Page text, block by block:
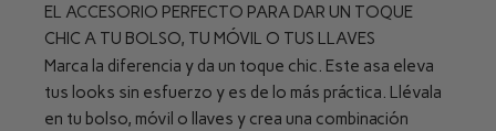
EL ACCESORIO PERFECTO PARA DAR UN TOQUE
CHIC A TU BOLSO, TU MÓVIL O TUS LLAVES
Marca la diferencia y da un toque chic. Este asa eleva
tus looks sin esfuerzo y es de lo más práctica. Llévala
en tu bolso, móvil o llaves y crea una combinación